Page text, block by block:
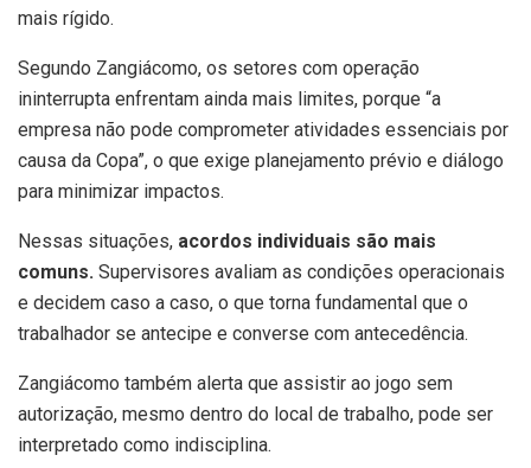
mais rígido.
Segundo Zangiácomo, os setores com operação
ininterrupta enfrentam ainda mais limites, porque “a
empresa não pode comprometer atividades essenciais por
causa da Copa”, o que exige planejamento prévio e diálogo
para minimizar impactos.
Nessas situações, acordos individuais são mais
comuns. Supervisores avaliam as condições operacionais
e decidem caso a caso, o que torna fundamental que o
trabalhador se antecipe e converse com antecedência.
Zangiácomo também alerta que assistir ao jogo sem
autorização, mesmo dentro do local de trabalho, pode ser
interpretado como indisciplina.